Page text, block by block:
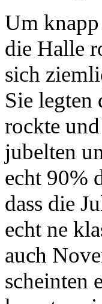
Um
die Halle
sich
Sie legten
rockte
jubelten
echt 90%
dass die
echt ne
auch
scheinten